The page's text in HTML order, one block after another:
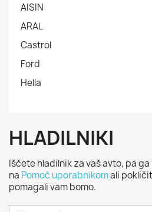
AISIN
ARAL
Castrol
Ford
Hella
HLADILNIKI
Iščete hladilnik za vaš avto, pa
na Pomoč uporabnikomali
pomagali vam bomo.